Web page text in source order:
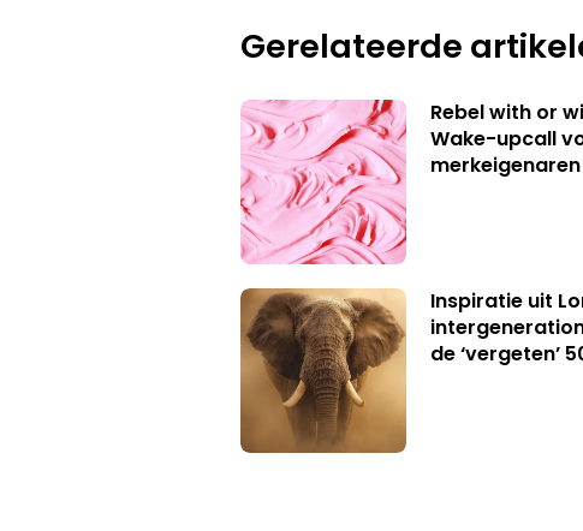
Gerelateerde
Rebel with or
Wake-upcall
merkeigenaren
Inspiratie uit
de ‘vergeten’